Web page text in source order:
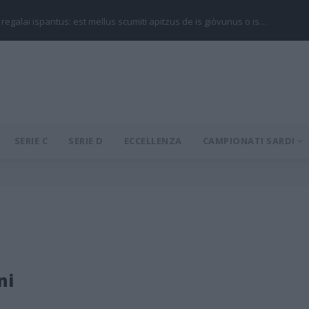
regalai ispantus: est mellus scumiti apitzus de is giòvunus o is…
SERIE C SERIE D ECCELLENZA CAMPIONATI SARDI